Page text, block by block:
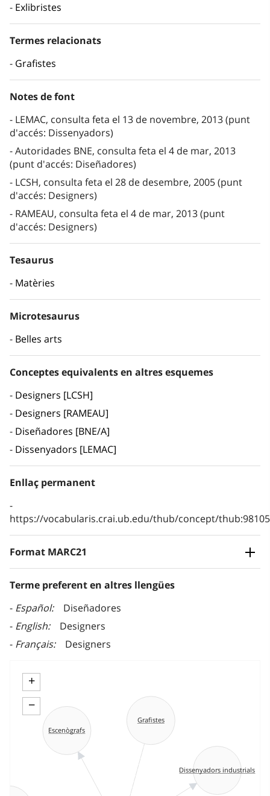
Exlibristes
Termes relacionats
Grafistes
Notes de font
LEMAC, consulta feta el 13 de novembre, 2013 (punt
d'accés: Dissenyadors)
Autoridades BNE, consulta feta el 4 de mar, 2013
(punt d'accés: Diseñadores)
LCSH, consulta feta el 28 de desembre, 2005 (punt
d'accés: Designers)
RAMEAU, consulta feta el 4 de mar, 2013 (punt
d'accés: Designers)
Tesaurus
Matèries
Microtesaurus
Belles arts
Conceptes equivalents en altres esquemes
Designers [LCSH]
Designers [RAMEAU]
Diseñadores [BNE/A]
Dissenyadors [LEMAC]
Enllaç permanent
https://vocabularis.crai.ub.edu/thub/concept/
Format MARC21
Terme preferent en altres llengües
Español
Diseñadores
English
Designers
Français
Designers
+
−
Dissenyadors industrials
Grafistes
Escenògrafs